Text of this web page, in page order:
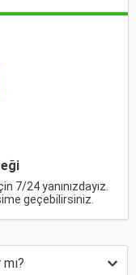
7/24 yanınızdayız.
geçebilirsiniz.